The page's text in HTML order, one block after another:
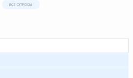
ВСЕ ОПРОСЫ